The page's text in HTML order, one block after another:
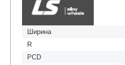
Ширина
R
PCD